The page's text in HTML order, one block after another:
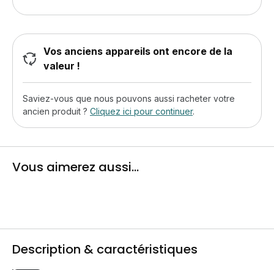
Vos anciens appareils ont encore de la
valeur !
Saviez-vous que nous pouvons aussi racheter votre
ancien produit ? Cliquez ici pour continuer.
Vous aimerez aussi...
Description & caractéristiques